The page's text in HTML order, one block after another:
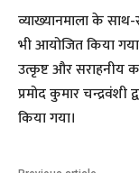
​व्याख्यानमाला के
भी आयोजित किया
उत्कृष्ट और सराहनीय
प्रमोद कुमार चन्द्रवंशी
किया गया।